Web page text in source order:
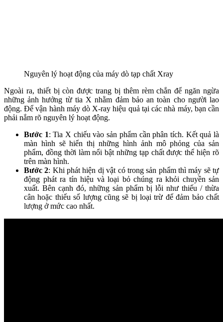
Nguyên lý hoạt động của máy dò tạp chất Xray
Ngoài ra, thiết bị còn được trang bị thêm rèm chắn để ngăn ngừa
những ảnh hưởng từ tia X nhằm đảm bảo an toàn cho người lao
động. Để vận hành máy dò X-ray hiệu quả tại các nhà máy, bạn cần
phải nắm rõ nguyên lý hoạt động.
Bước 1: Tia X chiếu vào sản phẩm cần phân tích. Kết quả là
màn hình sẽ hiển thị những hình ảnh mô phỏng của sản
phẩm, đồng thời làm nổi bật những tạp chất được thể hiện rõ
trên màn hình.
Bước 2: Khi phát hiện dị vật có trong sản phẩm thì máy sẽ tự
động phát ra tín hiệu và loại bỏ chúng ra khỏi chuyền sản
xuất. Bên cạnh đó, những sản phẩm bị lỗi như thiếu / thừa
cân hoặc thiếu số lượng cũng sẽ bị loại trừ để đảm bảo chất
lượng ở mức cao nhất.